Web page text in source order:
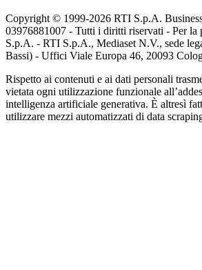
Copyright © 1999-2026 RTI S.p.A.
03976881007 - Tutti i diritti riservati - Per la
S.p.A. - RTI S.p.A., Mediaset N.V., sede
Bassi) - Uffici Viale Europa 46, 20093
Rispetto ai contenuti e ai dati personali
vietata ogni utilizzazione funzionale
intelligenza artificiale generativa. È altresì
utilizzare mezzi automatizzati di data